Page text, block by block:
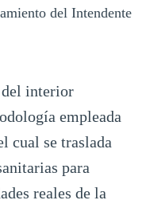
del Intendente
del interior
empleada
cual se traslada
para
reales de la